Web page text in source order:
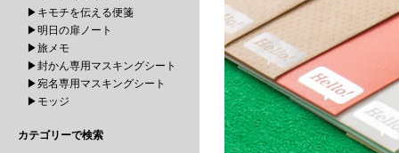
▶キモチを伝える便箋
▶明日の扉ノート
▶旅メモ
▶封かん専用マスキングシート
▶宛名専用マスキングシート
▶モッジ
カテゴリーで検索